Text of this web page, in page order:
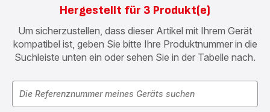
Hergestellt für 3 Produkt(e)
Um sicherzustellen, dass dieser Artikel mit Ihrem Gerät
kompatibel ist, geben Sie bitte Ihre Produktnummer in die
Suchleiste unten ein oder sehen Sie in der Tabelle nach.